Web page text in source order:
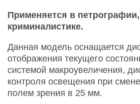
Применяется в
криминалистике.
Данная модель оснащается
отображения текущего
системой макроувеличения,
контроля освещения при
полем зрения в 25 мм.